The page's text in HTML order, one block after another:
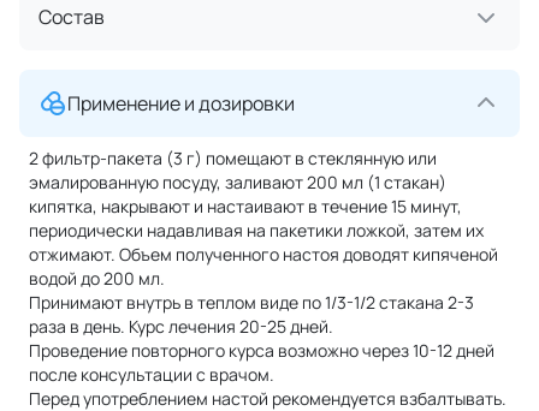
Состав
Применение и дозировки
2 фильтр-пакета (3 г) помещают в стеклянную или
эмалированную посуду, заливают 200 мл (1 стакан)
кипятка, накрывают и настаивают в течение 15 минут,
периодически надавливая на пакетики ложкой, затем их
отжимают. Объем полученного настоя доводят кипяченой
водой до 200 мл.
Принимают внутрь в теплом виде по 1/3-1/2 стакана 2-3
раза в день. Курс лечения 20-25 дней.
Проведение повторного курса возможно через 10-12 дней
после консультации с врачом.
Перед употреблением настой рекомендуется взбалтывать.